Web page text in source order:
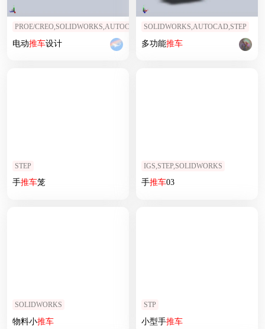
PROE/CREO,SOLIDWORKS,AUTOCAD,IGS
电动推车设计
SOLIDWORKS,AUTOCAD,STEP
多功能推车
STEP
手推车笼
IGS,STEP,SOLIDWORKS
手推车03
SOLIDWORKS
物料小推车
STP
小型手推车